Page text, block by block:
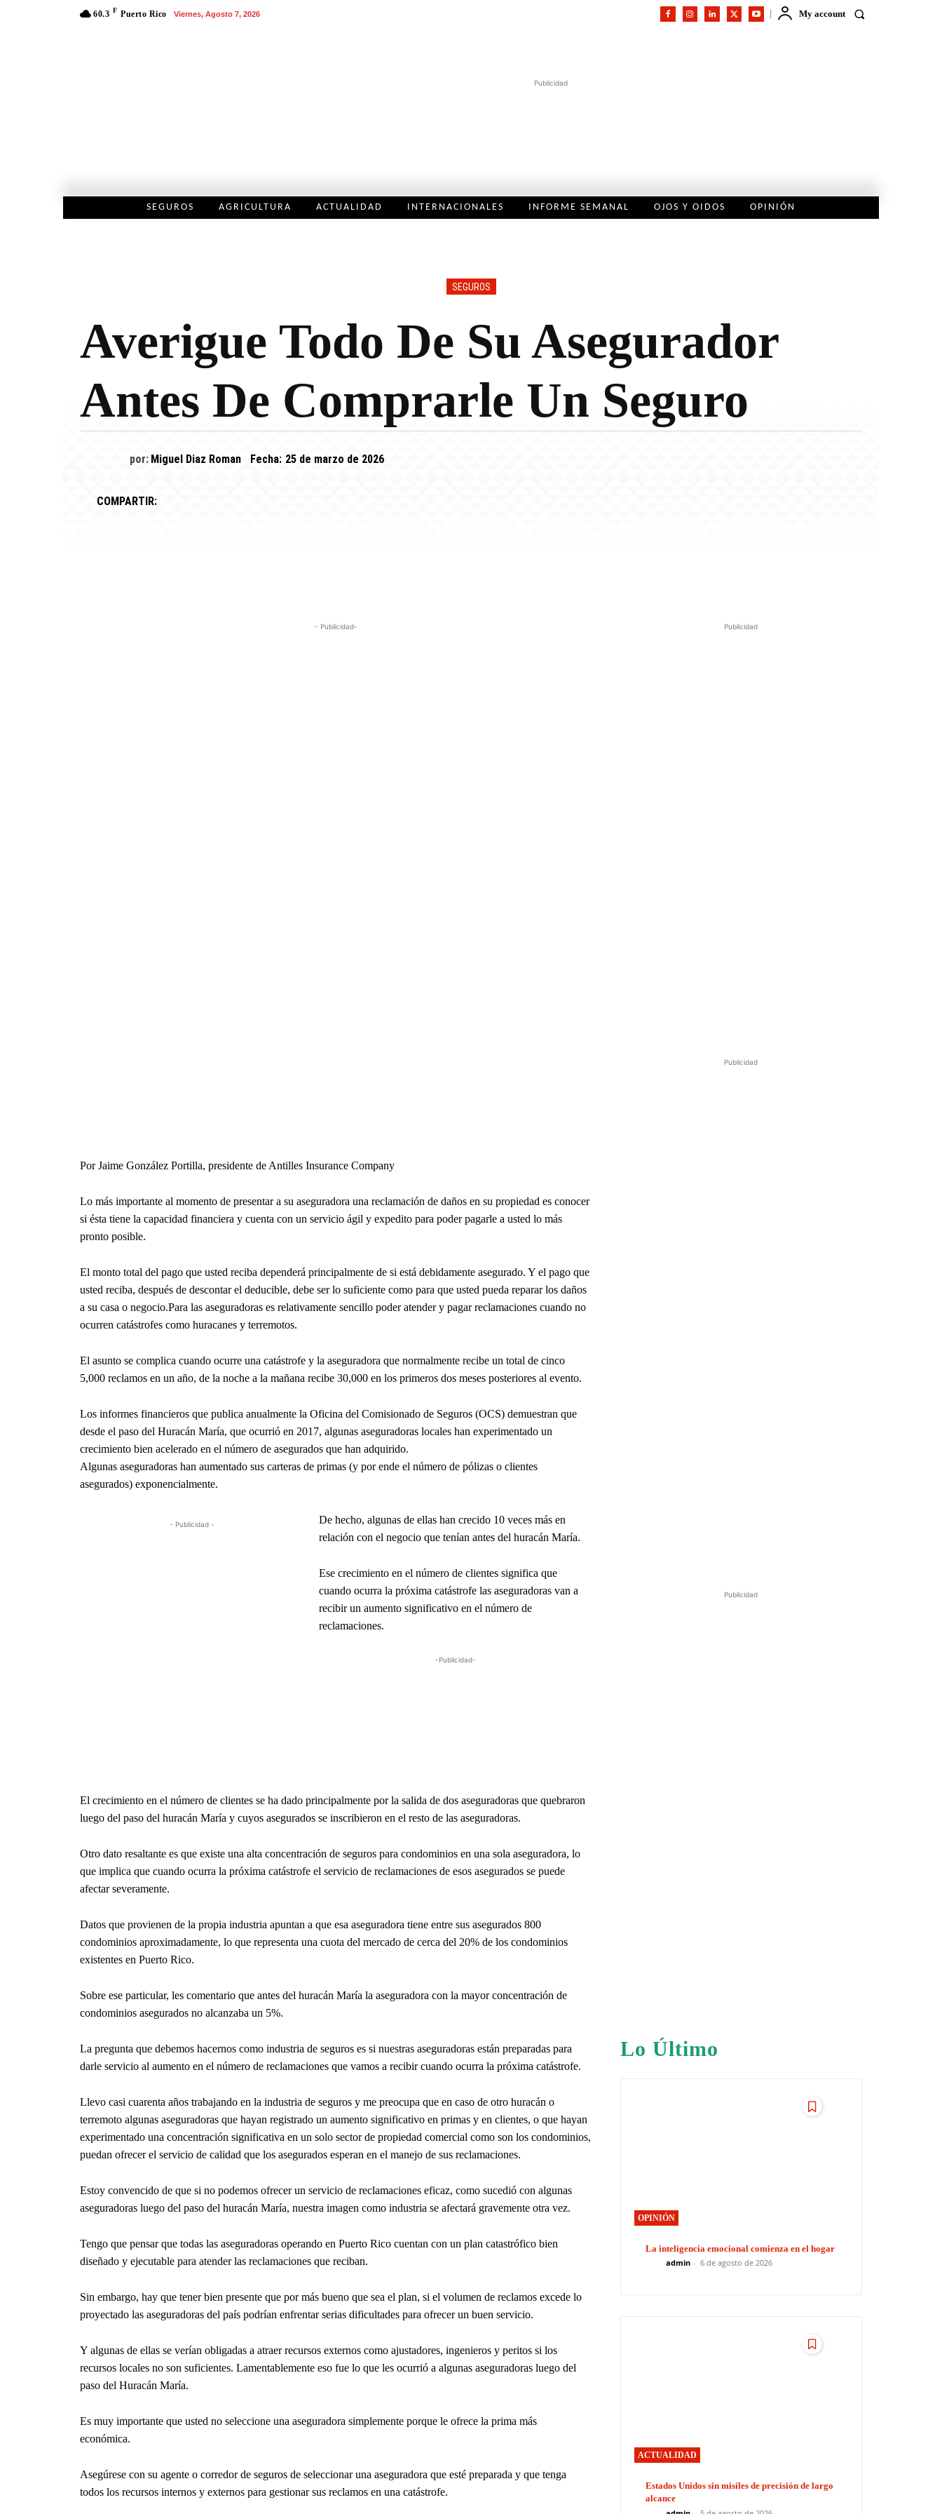
60.3 F Puerto Rico Viernes, Agosto 7, 2026 My account
Publicidad
SEGUROS AGRICULTURA ACTUALIDAD INTERNACIONALES INFORME SEMANAL OJOS Y OIDOS OPINIÓN
SEGUROS
Averigue Todo De Su Asegurador
Antes De Comprarle Un Seguro
por: Miguel Diaz Roman Fecha: 25 de marzo de 2026
COMPARTIR:
- Publicidad-
Por Jaime González Portilla, presidente de Antilles Insurance Company
Lo más importante al momento de presentar a su aseguradora una reclamación de daños en su propiedad es conocer
si ésta tiene la capacidad financiera y cuenta con un servicio ágil y expedito para poder pagarle a usted lo más
pronto posible.
El monto total del pago que usted reciba dependerá principalmente de si está debidamente asegurado. Y el pago que
usted reciba, después de descontar el deducible, debe ser lo suficiente como para que usted pueda reparar los daños
a su casa o negocio.Para las aseguradoras es relativamente sencillo poder atender y pagar reclamaciones cuando no
ocurren catástrofes como huracanes y terremotos.
El asunto se complica cuando ocurre una catástrofe y la aseguradora que normalmente recibe un total de cinco
5,000 reclamos en un año, de la noche a la mañana recibe 30,000 en los primeros dos meses posteriores al evento.
Los informes financieros que publica anualmente la Oficina del Comisionado de Seguros (OCS) demuestran que
desde el paso del Huracán María, que ocurrió en 2017, algunas aseguradoras locales han experimentado un
crecimiento bien acelerado en el número de asegurados que han adquirido.
Algunas aseguradoras han aumentado sus carteras de primas (y por ende el número de pólizas o clientes
asegurados) exponencialmente.
- Publicidad -
De hecho, algunas de ellas han crecido 10 veces más en
relación con el negocio que tenían antes del huracán María.
Ese crecimiento en el número de clientes significa que
cuando ocurra la próxima catástrofe las aseguradoras van a
recibir un aumento significativo en el número de
reclamaciones.
-Publicidad-
El crecimiento en el número de clientes se ha dado principalmente por la salida de dos aseguradoras que quebraron
luego del paso del huracán María y cuyos asegurados se inscribieron en el resto de las aseguradoras.
Otro dato resaltante es que existe una alta concentración de seguros para condominios en una sola aseguradora, lo
que implica que cuando ocurra la próxima catástrofe el servicio de reclamaciones de esos asegurados se puede
afectar severamente.
Datos que provienen de la propia industria apuntan a que esa aseguradora tiene entre sus asegurados 800
condominios aproximadamente, lo que representa una cuota del mercado de cerca del 20% de los condominios
existentes en Puerto Rico.
Sobre ese particular, les comentario que antes del huracán María la aseguradora con la mayor concentración de
condominios asegurados no alcanzaba un 5%.
La pregunta que debemos hacernos como industria de seguros es si nuestras aseguradoras están preparadas para
darle servicio al aumento en el número de reclamaciones que vamos a recibir cuando ocurra la próxima catástrofe.
Llevo casi cuarenta años trabajando en la industria de seguros y me preocupa que en caso de otro huracán o
terremoto algunas aseguradoras que hayan registrado un aumento significativo en primas y en clientes, o que hayan
experimentado una concentración significativa en un solo sector de propiedad comercial como son los condominios,
puedan ofrecer el servicio de calidad que los asegurados esperan en el manejo de sus reclamaciones.
Estoy convencido de que si no podemos ofrecer un servicio de reclamaciones eficaz, como sucedió con algunas
aseguradoras luego del paso del huracán María, nuestra imagen como industria se afectará gravemente otra vez.
Tengo que pensar que todas las aseguradoras operando en Puerto Rico cuentan con un plan catastrófico bien
diseñado y ejecutable para atender las reclamaciones que reciban.
Sin embargo, hay que tener bien presente que por más bueno que sea el plan, si el volumen de reclamos excede lo
proyectado las aseguradoras del país podrían enfrentar serias dificultades para ofrecer un buen servicio.
Y algunas de ellas se verían obligadas a atraer recursos externos como ajustadores, ingenieros y peritos si los
recursos locales no son suficientes. Lamentablemente eso fue lo que les ocurrió a algunas aseguradoras luego del
paso del Huracán María.
Es muy importante que usted no seleccione una aseguradora simplemente porque le ofrece la prima más
económica.
Asegúrese con su agente o corredor de seguros de seleccionar una aseguradora que esté preparada y que tenga
todos los recursos internos y externos para gestionar sus reclamos en una catástrofe.
Publicidad
Publicidad
Publicidad
Lo Último
OPINIÓN
La inteligencia emocional comienza en el hogar
admin - 6 de agosto de 2026
ACTUALIDAD
Estados Unidos sin misiles de precisión de largo
alcance